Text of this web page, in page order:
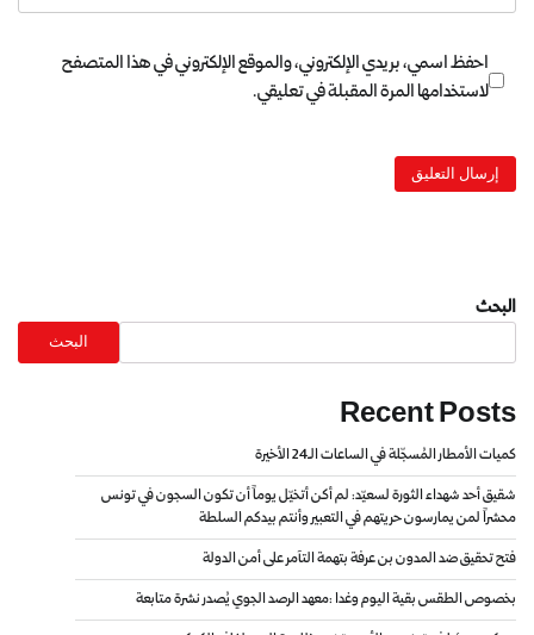
احفظ اسمي، بريدي الإلكتروني، والموقع الإلكتروني في هذا المتصفح
لاستخدامها المرة المقبلة في تعليقي.
البحث
البحث
Recent Posts
كميات الأمطار المُسجّلة في الساعات الـ24 الأخيرة
شقيق أحد شهداء الثورة لسعيّد: لم أكن أتخيّل يوماً أن تكون السجون في تونس
محشراً لمن يمارسون حريتهم في التعبير وأنتم بيدكم السلطة
فتح تحقيق ضد المدون بن عرفة بتهمة التآمر على أمن الدولة
بخصوص الطقس بقية اليوم وغدا :معهد الرصد الجوي يُصدر نشرة متابعة